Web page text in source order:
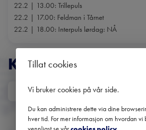
22.2 | 13.00: Trillepuls
22.2 | 17.00: Feldman i Tårnet
22.2 | 18.00: Interpuls lørdag: NÅ
KONSERTER
DATO
Ingen kommende
Bruk datofilteret for å se
Tillat cookies
Vi bruker cookies på vår side.
Du kan administrere dette via dine
hver tid. For mer informasjon om hvordan vi